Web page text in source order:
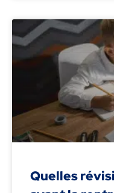
Quelles